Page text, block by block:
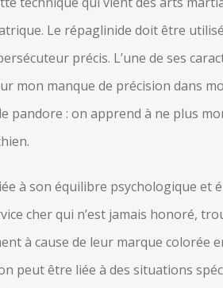
Le répaglinide doit être
précis. L’une de ses
mon manque de précision dans
pandore : on apprend à ne plus
à son équilibre psychologique et
cher qui n’est jamais honoré,
à cause de leur marque colorée
peut être liée à des situations